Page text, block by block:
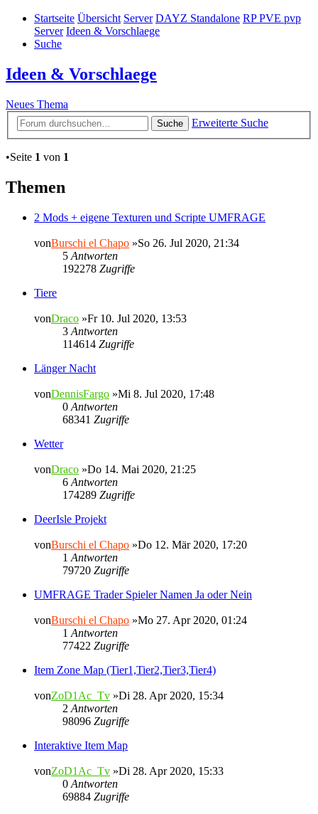
Startseite Übersicht Server DAYZ Standalone RP PVE pvp
Server Ideen & Vorschlaege
Suche
Ideen & Vorschlaege
Neues Thema
Suche Erweiterte Suche
•Seite 1 von 1
Themen
2 Mods + eigene Texturen und Scripte UMFRAGE
vonBurschi el Chapo »So 26. Jul 2020, 21:34
5 Antworten
192278 Zugriffe
Tiere
vonDraco »Fr 10. Jul 2020, 13:53
3 Antworten
114614 Zugriffe
Länger Nacht
vonDennisFargo »Mi 8. Jul 2020, 17:48
0 Antworten
68341 Zugriffe
Wetter
vonDraco »Do 14. Mai 2020, 21:25
6 Antworten
174289 Zugriffe
DeerIsle Projekt
vonBurschi el Chapo »Do 12. Mär 2020, 17:20
1 Antworten
79720 Zugriffe
UMFRAGE Trader Spieler Namen Ja oder Nein
vonBurschi el Chapo »Mo 27. Apr 2020, 01:24
1 Antworten
77422 Zugriffe
Item Zone Map (Tier1,Tier2,Tier3,Tier4)
vonZoD1Ac_Tv »Di 28. Apr 2020, 15:34
2 Antworten
98096 Zugriffe
Interaktive Item Map
vonZoD1Ac_Tv »Di 28. Apr 2020, 15:33
0 Antworten
69884 Zugriffe